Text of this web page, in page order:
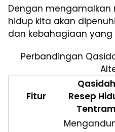
Dengan mengamalkan
hidup kita akan
dan kebahagiaan yang
Perbandingan
Fitur
Qasidah
Resep
Tentram